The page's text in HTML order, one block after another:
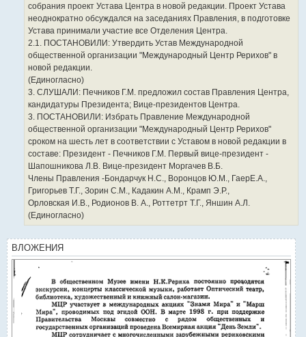
собрания проект Устава Центра в новой редакции. Проект Устава
неоднократно обсуждался на заседаниях Правления, в подготовке
Устава принимали участие все Отделения Центра.
2.1. ПОСТАНОВИЛИ: Утвердить Устав Международной
общественной организации "Международный Центр Рерихов" в
новой редакции.
(Единогласно)
3. СЛУШАЛИ: Печников Г.М. предложил состав Правления Центра,
кандидатуры Президента; Вице-президентов Центра.
3. ПОСТАНОВИЛИ: Избрать Правление Международной
общественной организации "Международный Центр Рерихов"
сроком на шесть лет в соответствии с Уставом в новой редакции в
составе: Президент - Печников Г.М. Первый вице-президент -
Шапошникова Л.В. Вице-президент Моргачев В.Б.
Члены Правления -Бондарчук Н.С., Воронцов Ю.М., ГаерЕ.А.,
Григорьев Т.Г., Зорин С.М., Кадакин А.М., Крамп Э.Р.,
Орловская И.В., Родионов В. А., Роттетрт Т.Г., Яншин А.Л.
(Единогласно)
ВЛОЖЕНИЯ